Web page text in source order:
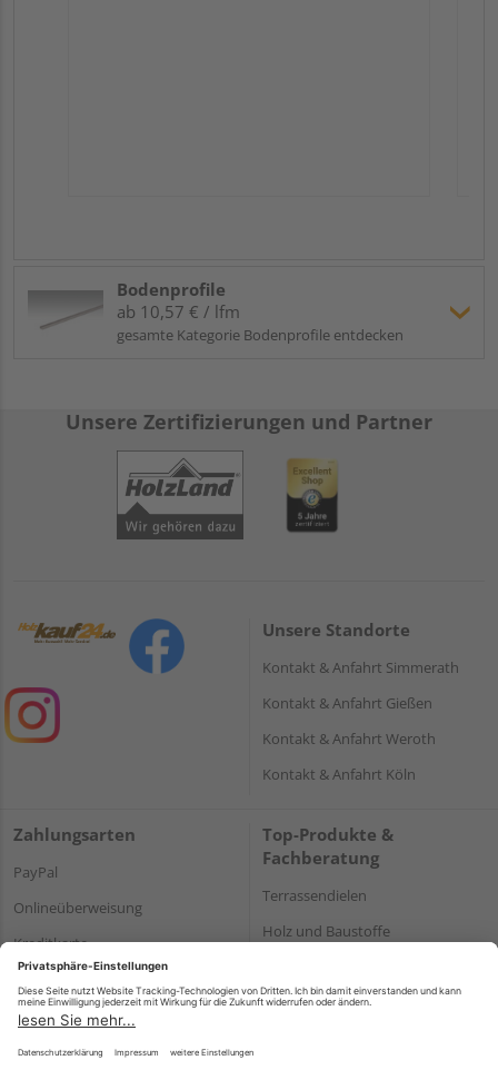
Bodenprofile
ab 10,57 € / lfm
gesamte Kategorie Bodenprofile entdecken
Unsere Zertifizierungen und Partner
Unsere Standorte
Kontakt & Anfahrt Simmerath
Kontakt & Anfahrt Gießen
Kontakt & Anfahrt Weroth
Kontakt & Anfahrt Köln
Zahlungsarten
PayPal
Onlineüberweisung
Kreditkarte
Rechnung*
*Bonität vorausgesetzt
Top-Produkte &
Fachberatung
Terrassendielen
Holz und Baustoffe